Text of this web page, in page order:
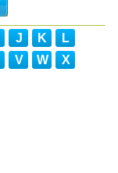
J K
L
V W
X